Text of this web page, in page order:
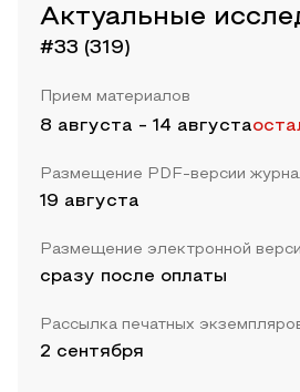
Актуальные
#33 (319)
Прием материалов
8 августа - 14 августа
Размещение PDF-версии
19 августа
Размещение электронной
сразу после оплаты
Рассылка печатных
2 сентября